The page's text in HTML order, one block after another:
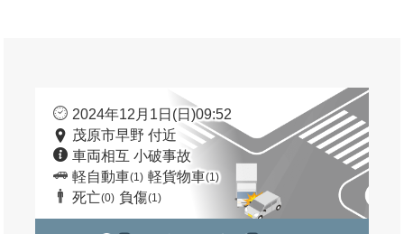
2024年12月1日(日)09:52
茂原市早野 付近
車両相互 小破事故
軽自動車(1) 軽貨物車(1)
死亡(0) 負傷(1)